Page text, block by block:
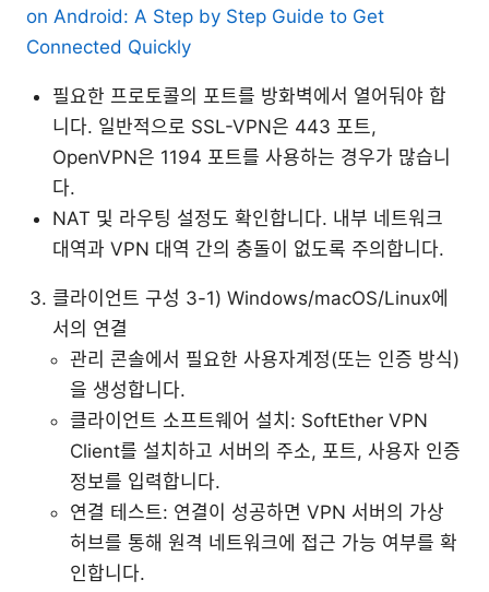
on Android: A Step by Step Guide to Get
Connected Quickly
필요한 프로토콜의 포트를 방화벽에서 열어둬야 합
니다. 일반적으로 SSL-VPN은 443 포트,
OpenVPN은 1194 포트를 사용하는 경우가 많습니
다.
NAT 및 라우팅 설정도 확인합니다. 내부 네트워크
대역과 VPN 대역 간의 충돌이 없도록 주의합니다.
클라이언트 구성 3-1) Windows/macOS/Linux에
서의 연결
관리 콘솔에서 필요한 사용자계정(또는 인증 방식)
을 생성합니다.
클라이언트 소프트웨어 설치: SoftEther VPN
Client를 설치하고 서버의 주소, 포트, 사용자 인증
정보를 입력합니다.
연결 테스트: 연결이 성공하면 VPN 서버의 가상
허브를 통해 원격 네트워크에 접근 가능 여부를 확
인합니다.